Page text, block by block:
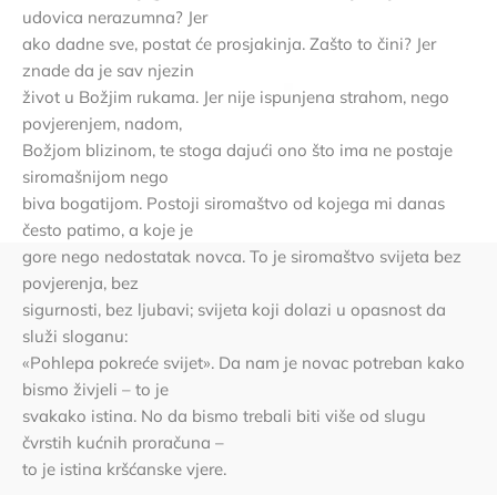
udovica nerazumna? Jer
ako dadne sve, postat će prosjakinja. Zašto to čini? Jer
znade da je sav njezin
život u Božjim rukama. Jer nije ispunjena strahom, nego
povjerenjem, nadom,
Božjom blizinom, te stoga dajući ono što ima ne postaje
siromašnijom nego
biva bogatijom. Postoji siromaštvo od kojega mi danas
često patimo, a koje je
gore nego nedostatak novca. To je siromaštvo svijeta bez
povjerenja, bez
sigurnosti, bez ljubavi; svijeta koji dolazi u opasnost da
služi sloganu:
«Pohlepa pokreće svijet». Da nam je novac potreban kako
bismo živjeli – to je
svakako istina. No da bismo trebali biti više od slugu
čvrstih kućnih proračuna –
to je istina kršćanske vjere.